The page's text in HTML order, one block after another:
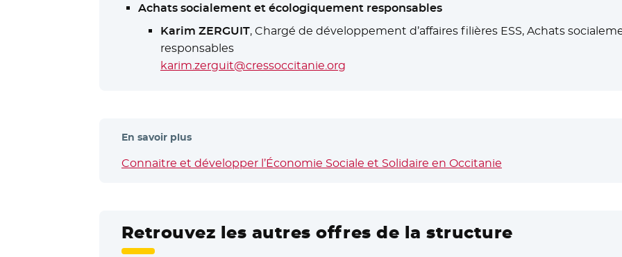
Achats socialement et écologiquement responsables
Karim ZERGUIT, Chargé de développement d’affaires filières ESS, Achats
responsables
karim.zerguit@cressoccitanie.org
En savoir plus
Connaitre et développer l’Économie Sociale et Solidaire en Occitanie
Retrouvez les autres offres de la structure